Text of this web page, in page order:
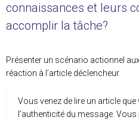
connaissances et leurs
accomplir la tâche?
Présenter un scénario actionnel
réaction à l’article déclencheur.
Vous venez de lire un article
l’authenticité du message.